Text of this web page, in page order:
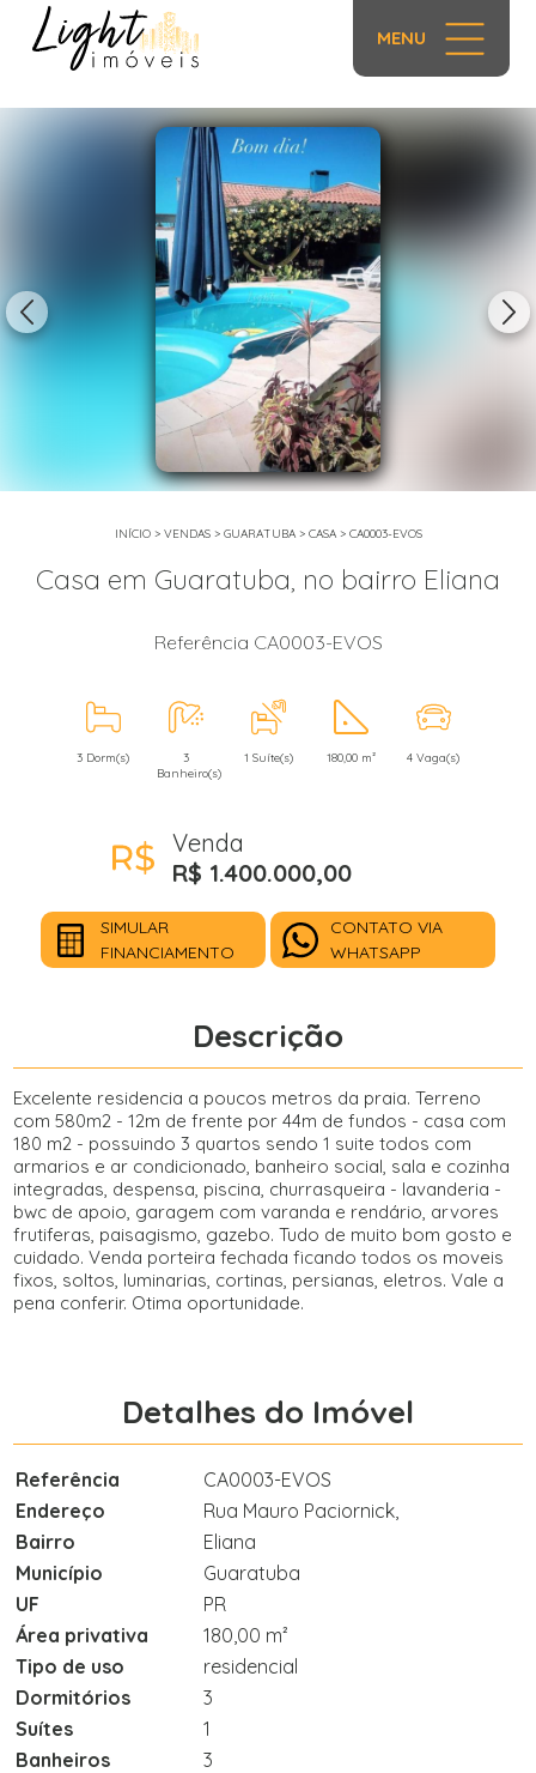
MENU
INÍCIO> VENDAS> GUARATUBA> CASA> CA0003-EVOS
Casa em Guaratuba, no bairro Eliana
Referência CA0003-EVOS
3 Dorm(s)
3
Banheiro(s)
1 Suíte(s) 180,00 m² 4 Vaga(s)
Venda
R$ 1.400.000,00
SIMULAR
FINANCIAMENTO
CONTATO VIA
WHATSAPP
Descrição
Excelente residencia a poucos metros da praia. Terreno
com 580m2 - 12m de frente por 44m de fundos - casa com
180 m2 - possuindo 3 quartos sendo 1 suite todos com
armarios e ar condicionado, banheiro social, sala e cozinha
integradas, despensa, piscina, churrasqueira - lavanderia -
bwc de apoio, garagem com varanda e rendário, arvores
frutiferas, paisagismo, gazebo. Tudo de muito bom gosto e
cuidado. Venda porteira fechada ficando todos os moveis
fixos, soltos, luminarias, cortinas, persianas, eletros. Vale a
pena conferir. Otima oportunidade.
Detalhes do Imóvel
Referência
CA0003-EVOS
Endereço
Rua Mauro Paciornick,
Bairro
Eliana
Município
Guaratuba
UF
PR
Área privativa
180,00 m²
Tipo de uso
residencial
Dormitórios
3
Suítes
1
Banheiros
3